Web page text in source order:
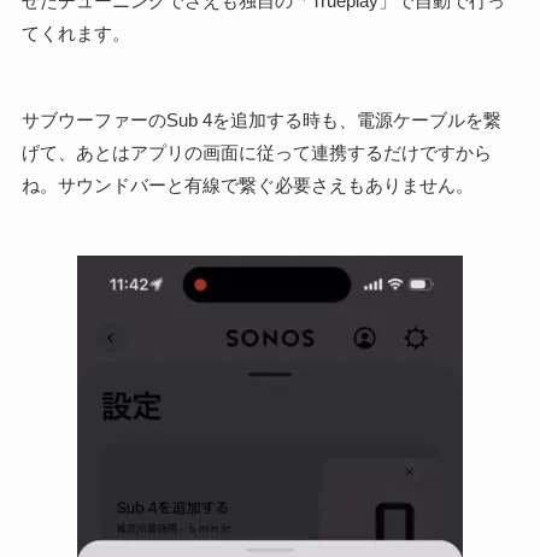
てくれます。
サブウーファーのSub 4を追加する時も、電源ケーブルを繋
げて、あとはアプリの画面に従って連携するだけですから
ね。サウンドバーと有線で繋ぐ必要さえもありません。